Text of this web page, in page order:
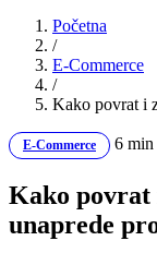
Početna
/
E-Commerce
/
Kako povrat i
E-Commerce 6 min
Kako povrat
unaprede